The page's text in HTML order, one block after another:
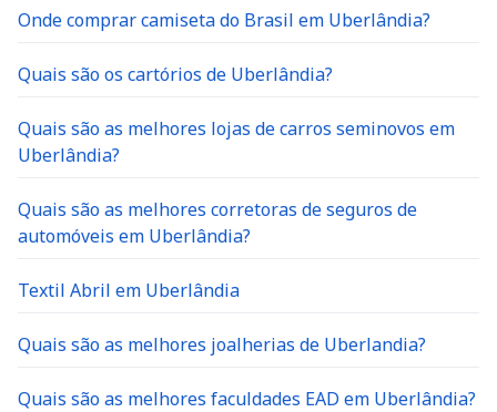
Onde comprar camiseta do Brasil em Uberlândia?
Quais são os cartórios de Uberlândia?
Quais são as melhores lojas de carros seminovos em
Uberlândia?
Quais são as melhores corretoras de seguros de
automóveis em Uberlândia?
Textil Abril em Uberlândia
Quais são as melhores joalherias de Uberlandia?
Quais são as melhores faculdades EAD em Uberlândia?